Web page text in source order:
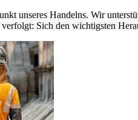
unseres Handelns. Wir
Sich den wichtigsten